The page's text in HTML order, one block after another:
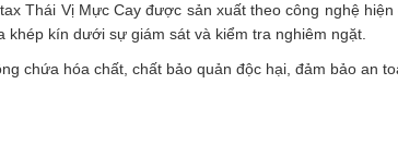
Thái Vị Mực Cay được sản xuất theo công nghệ
khép kín dưới sự giám sát và kiểm tra nghiêm ngặt.
chứa hóa chất, chất bảo quản độc hại, đảm bảo an